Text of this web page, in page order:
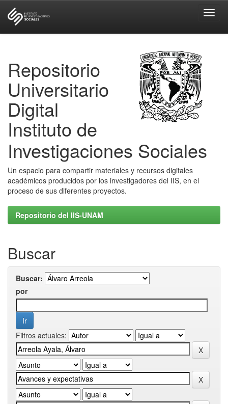
Repositorio
Universitario
Digital
Instituto de
Investigaciones Sociales
Un espacio para compartir materiales y recursos digitales
académicos producidos por los investigadores del IIS, en el
proceso de sus diferentes proyectos.
Repositorio del IIS-UNAM
Buscar
Buscar:
por
Filtros actuales: